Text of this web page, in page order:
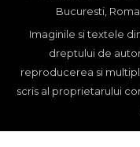
Bucuresti,
Imaginile si textele
dreptului de
reproducerea si
scris al proprietarului